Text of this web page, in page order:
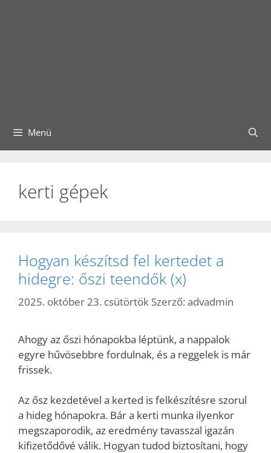
Menü
kerti gépek
Hogyan készítsd fel kertedet a
hidegre: őszi teendők (x)
2025. október 23. csütörtök Szerző: advadmin
Ahogy az őszi hónapokba léptünk, a nappalok
egyre hűvösebbre fordulnak, és a reggelek is már
frissek.
Az ősz kezdetével a kerted is felkészítésre szorul
a hideg hónapokra. Bár a kerti munka ilyenkor
megszaporodik, az eredmény tavasszal igazán
kifizetődővé válik. Hogyan tudod biztosítani, hogy